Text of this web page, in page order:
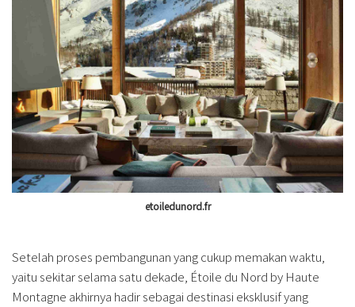
etoiledunord.fr
Setelah proses pembangunan yang cukup memakan waktu,
yaitu sekitar selama satu dekade, Étoile du Nord by Haute
Montagne akhirnya hadir sebagai destinasi eksklusif yang